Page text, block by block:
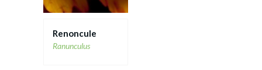
Renoncule
Ranunculus